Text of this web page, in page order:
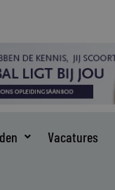
Vacatures